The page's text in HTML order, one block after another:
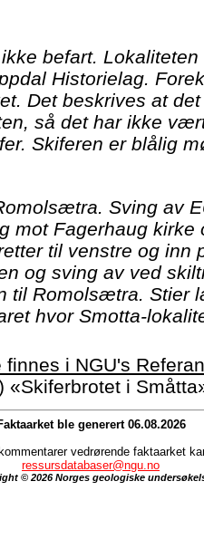
befart.
Historielag.
Det beskrives at
så det har ikke
Skiferen er blålig
Sving av
mot Fagerhaug kirke
til venstre og inn
og sving av ved
til Romolsætra. Stier
hvor Smotta-
i NGU's
«Skiferbrotet i
ble generert 06.08.2026
vedrørende faktaarket
ressursdatabaser@ngu.no
© 2026 Norges geologiske